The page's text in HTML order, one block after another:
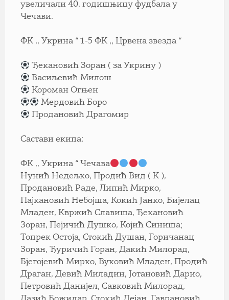
увеличали 40. годишњицу фудбала у
Чечави.
ФК ,, Укрина “ 1-5 ФК ,, Црвена звезда “
Ђекановић Зоран ( за Укрину )
Васиљевић Милош
Короман Огњен
Мердовић Боро
Продановић Драгомир
Састави екипа:
ФК ,, Укрина “ Чечава
Нунић Недељко, Продић Вид ( К ),
Продановић Раде, Липић Мирко,
Пајкановић Небојша, Кокић Јанко, Бијелац
Младен, Квржић Славиша, Ђекановић
Зоран, Пејичић Душко, Којић Синиша;
Топрек Остоја, Стокић Душан, Горичанац
Зоран, Ђуричић Горан, Дакић Милорад,
Бјегојевић Мирко, Вуковић Младен, Продић
Драган, Девић Миладин, Јотановић Дарио,
Петровић Данијел, Савковић Милорад,